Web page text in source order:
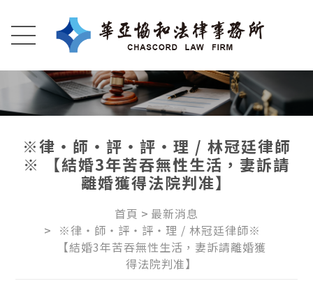
※律‧師‧評‧評‧理 / 林冠廷律師
※ 【結婚3年苦吞無性生活，妻訴請
離婚獲得法院判准】
首頁
最新消息
※律‧師‧評‧評‧理 / 林冠廷律師※
【結婚3年苦吞無性生活，妻訴請離婚獲
得法院判准】